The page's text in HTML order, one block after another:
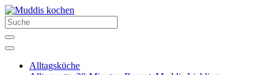
Alltagsküche